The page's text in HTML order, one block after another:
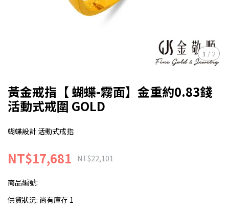
1 / 2
黃金戒指【 蝴蝶-霧面】金重約0.83錢
活動式戒圍 GOLD
蝴蝶設計 活動式戒指
NT$17,681 NT$22,101
商品編號:
供貨狀況: 尚有庫存 1